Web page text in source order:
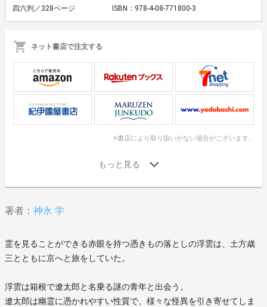
四六判／328ページ
ISBN：978-4-08-771800-3
ネット書店で注文する
※書店により取り扱いがない場合がございます。
著者： 神永 学
霊を見ることができる赤眼を持つ憑きもの落としの浮雲は、土方歳
三とともに京へと旅をしていた。
浮雲は箱根で遼太郎と名乗る謎の青年と出会う。
遼太郎は幽霊に憑かれやすい性質で、様々な怪異を引き寄せてしま